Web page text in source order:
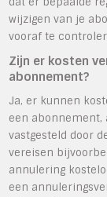
wijzigen van je
vooraf te
Zijn er kosten
abonnement?
Ja, er kunnen
een abonnement,
vastgesteld door
vereisen
annulering
een